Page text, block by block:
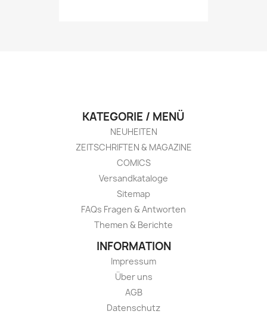
KATEGORIE / MENÜ
NEUHEITEN
ZEITSCHRIFTEN & MAGAZINE
COMICS
Versandkataloge
Sitemap
FAQs Fragen & Antworten
Themen & Berichte
INFORMATION
Impressum
Über uns
AGB
Datenschutz